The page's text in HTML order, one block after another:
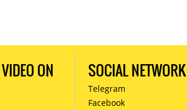
ON
SOCIAL NETWORK
Telegram
Facebook